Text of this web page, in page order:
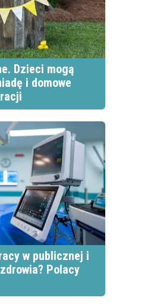
Dzieci mogą
i domowe
w publicznej i
Polacy